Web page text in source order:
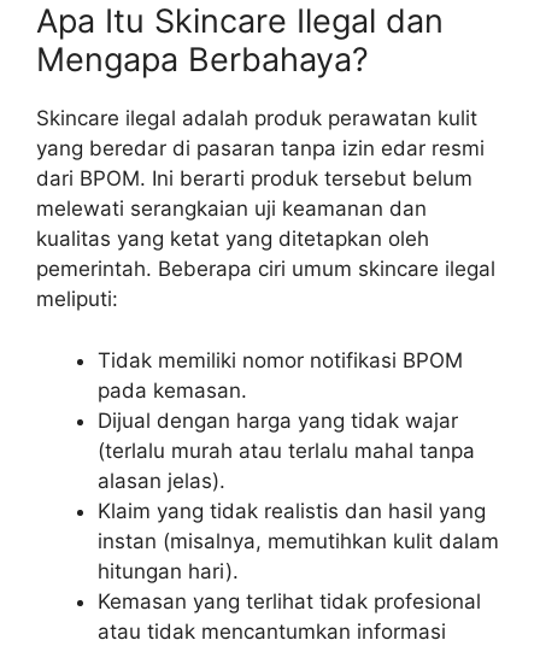
Apa Itu Skincare Ilegal dan
Mengapa Berbahaya?
Skincare ilegal adalah produk perawatan kulit
yang beredar di pasaran tanpa izin edar resmi
dari BPOM. Ini berarti produk tersebut belum
melewati serangkaian uji keamanan dan
kualitas yang ketat yang ditetapkan oleh
pemerintah. Beberapa ciri umum skincare ilegal
meliputi:
Tidak memiliki nomor notifikasi BPOM
pada kemasan.
Dijual dengan harga yang tidak wajar
(terlalu murah atau terlalu mahal tanpa
alasan jelas).
Klaim yang tidak realistis dan hasil yang
instan (misalnya, memutihkan kulit dalam
hitungan hari).
Kemasan yang terlihat tidak profesional
atau tidak mencantumkan informasi